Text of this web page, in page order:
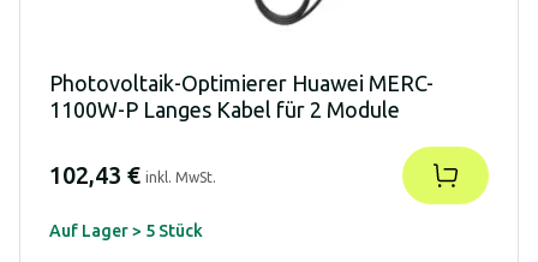
Photovoltaik-Optimierer Huawei MERC-
1100W-P Langes Kabel für 2 Module
102,43 € inkl. MwSt.
Auf Lager > 5 Stück